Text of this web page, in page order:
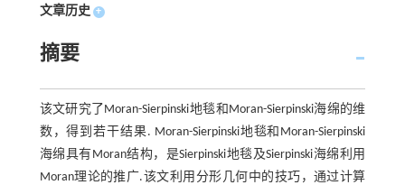
文章历史 +
摘要
该文研究了Moran-Sierpinski地毯和Moran-Sierpinski海绵的维
数，得到若干结果. Moran-Sierpinski地毯和Moran-Sierpinski
海绵具有Moran结构，是Sierpinski地毯及Sierpinski海绵利用
Moran理论的推广.该文利用分形几何中的技巧，通过计算